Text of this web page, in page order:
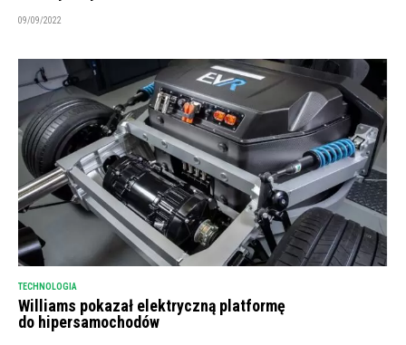
09/09/2022
TECHNOLOGIA
Williams pokazał elektryczną platformę
do hipersamochodów